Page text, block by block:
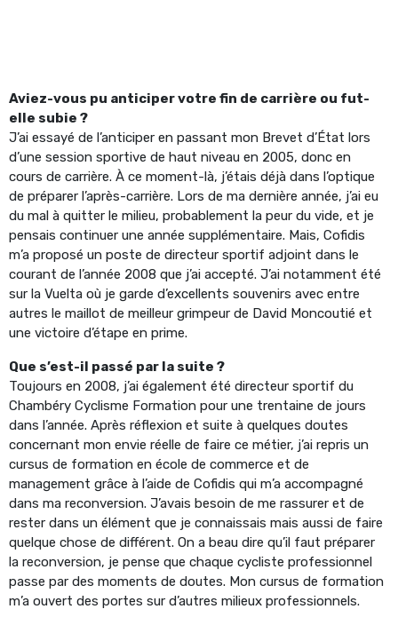
Aviez-vous pu anticiper votre fin de carrière ou fut-
elle subie ?
J’ai essayé de l’anticiper en passant mon Brevet d’État lors
d’une session sportive de haut niveau en 2005, donc en
cours de carrière. À ce moment-là, j’étais déjà dans l’optique
de préparer l’après-carrière. Lors de ma dernière année, j’ai eu
du mal à quitter le milieu, probablement la peur du vide, et je
pensais continuer une année supplémentaire. Mais, Cofidis
m’a proposé un poste de directeur sportif adjoint dans le
courant de l’année 2008 que j’ai accepté. J’ai notamment été
sur la Vuelta où je garde d’excellents souvenirs avec entre
autres le maillot de meilleur grimpeur de David Moncoutié et
une victoire d’étape en prime.
Que s’est-il passé par la suite ?
Toujours en 2008, j’ai également été directeur sportif du
Chambéry Cyclisme Formation pour une trentaine de jours
dans l’année. Après réflexion et suite à quelques doutes
concernant mon envie réelle de faire ce métier, j’ai repris un
cursus de formation en école de commerce et de
management grâce à l’aide de Cofidis qui m’a accompagné
dans ma reconversion. J’avais besoin de me rassurer et de
rester dans un élément que je connaissais mais aussi de faire
quelque chose de différent. On a beau dire qu’il faut préparer
la reconversion, je pense que chaque cycliste professionnel
passe par des moments de doutes. Mon cursus de formation
m’a ouvert des portes sur d’autres milieux professionnels.